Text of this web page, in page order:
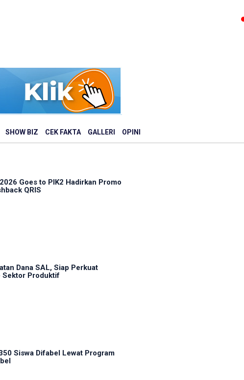
SHOW BIZ CEK FAKTA GALLERI OPINI
Goes to PIK2 Hadirkan Promo
QRIS
Dana SAL, Siap Perkuat
Sektor Produktif
Siswa Difabel Lewat Program